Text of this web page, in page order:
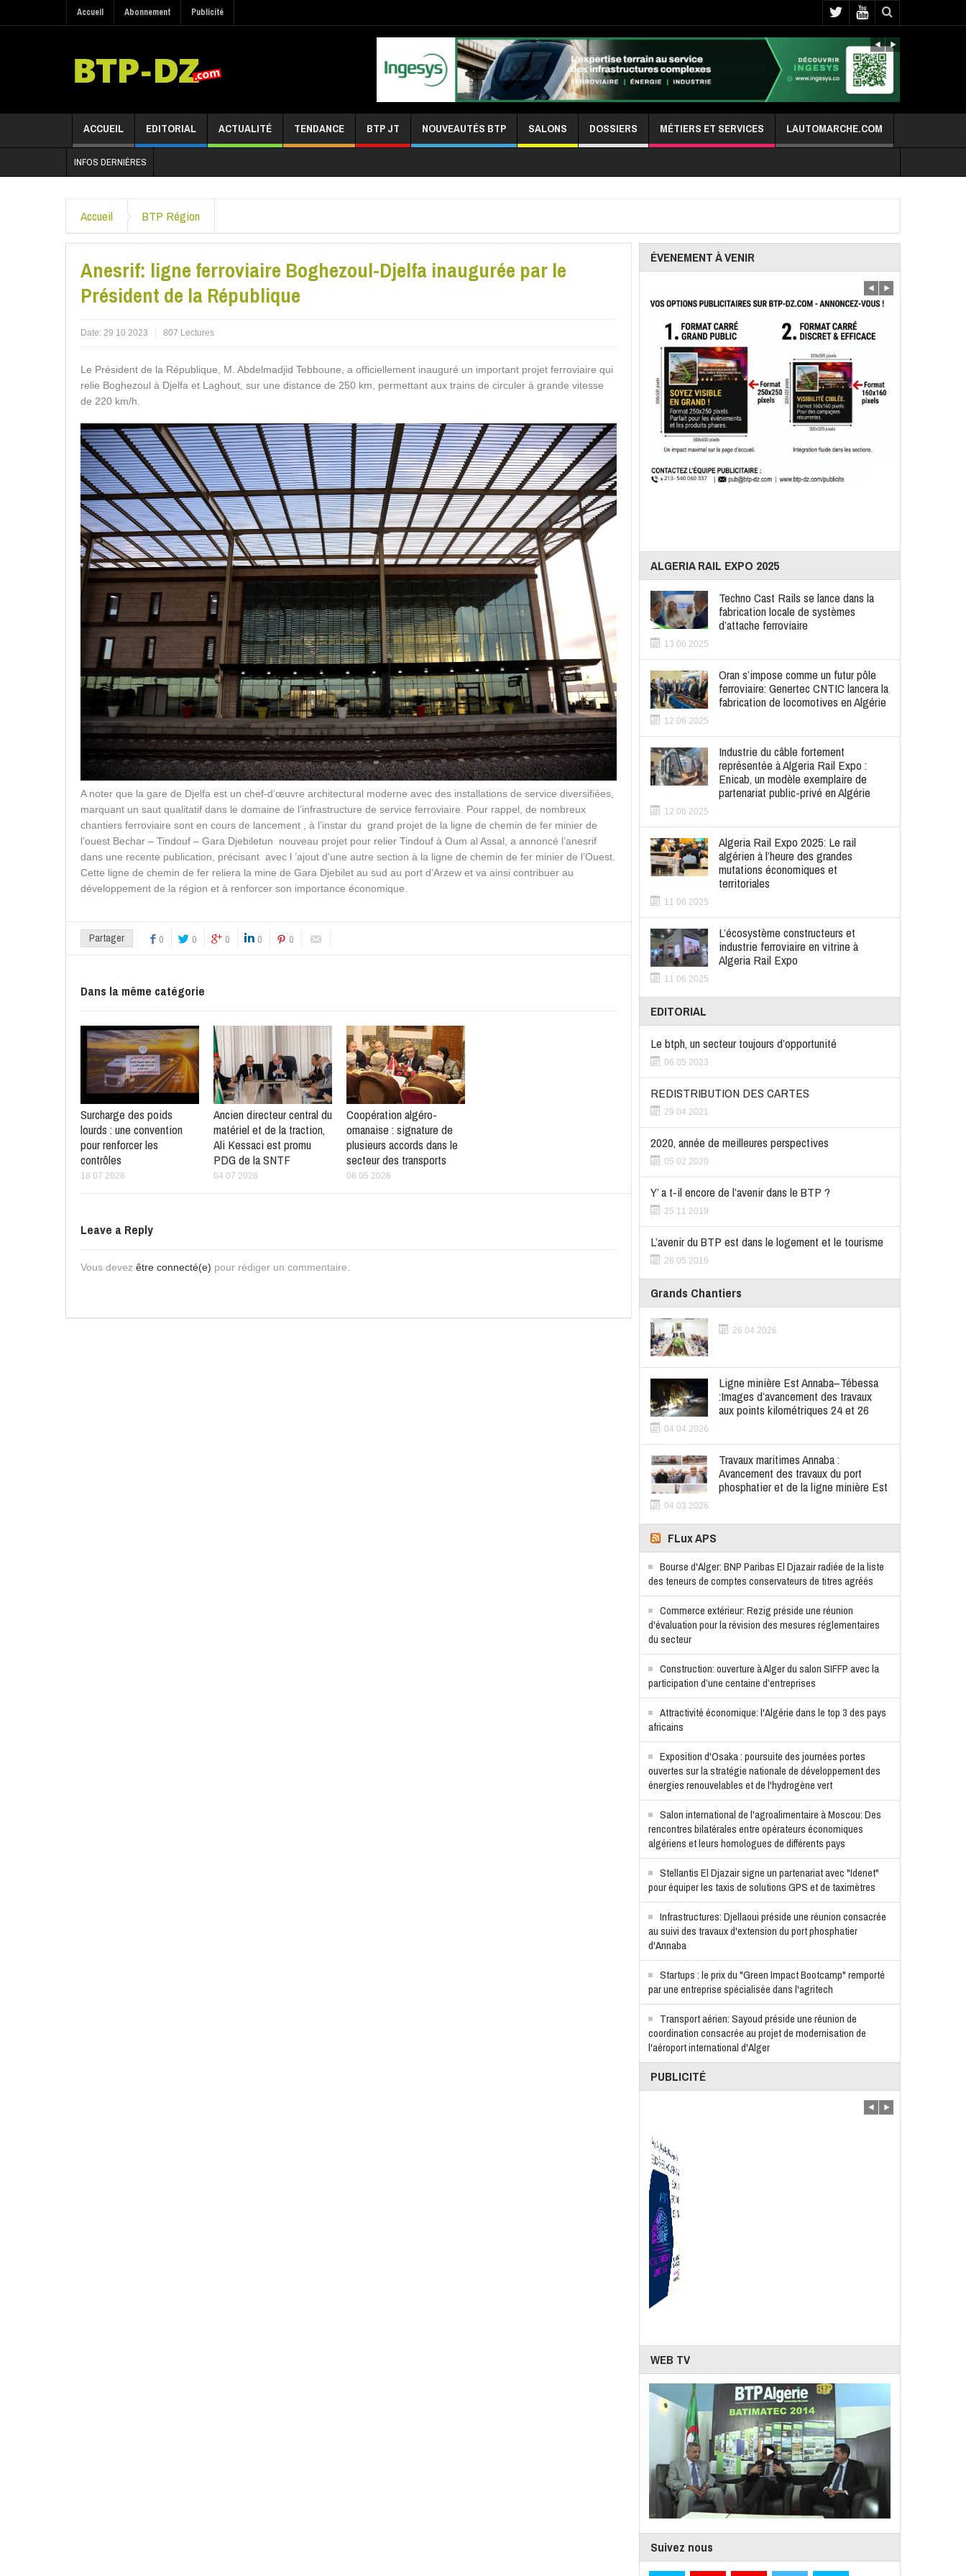
Accueil Abonnement Publicité
ACCUEIL EDITORIAL ACTUALITÉ TENDANCE BTP JT NOUVEAUTÉS BTP SALONS DOSSIERS MÉTIERS ET SERVICES LAUTOMARCHE.COM
INFOS DERNIÈRES
Accueil BTP Région
Anesrif: ligne ferroviaire Boghezoul-Djelfa inaugurée par le
Président de la République
Date: 29 10 2023 807 Lectures
Le Président de la République, M. Abdelmadjid Tebboune, a officiellement inauguré un important projet ferroviaire qui
relie Boghezoul à Djelfa et Laghout, sur une distance de 250 km, permettant aux trains de circuler à grande vitesse
de 220 km/h.
A noter que la gare de Djelfa est un chef-d’œuvre architectural moderne avec des installations de service diversifiées,
marquant un saut qualitatif dans le domaine de l’infrastructure de service ferroviaire. Pour rappel, de nombreux
chantiers ferroviaire sont en cours de lancement , à l’instar du grand projet de la ligne de chemin de fer minier de
l’ouest Bechar – Tindouf – Gara Djebiletun nouveau projet pour relier Tindouf à Oum al Assal, a annoncé l’anesrif
dans une recente publication, précisant avec l ’ajout d’une autre section à la ligne de chemin de fer minier de l’Ouest.
Cette ligne de chemin de fer reliera la mine de Gara Djebilet au sud au port d’Arzew et va ainsi contribuer au
développement de la région et à renforcer son importance économique.
Partager 0 0 0 0 0
Dans la même catégorie
Surcharge des poids
lourds : une convention
pour renforcer les
contrôles
18 07 2026
Ancien directeur central du
matériel et de la traction,
Ali Kessaci est promu
PDG de la SNTF
04 07 2026
Coopération algéro-
omanaise : signature de
plusieurs accords dans le
secteur des transports
06 05 2026
Leave a Reply
Vous devez être connecté(e) pour rédiger un commentaire.
ÉVENEMENT À VENIR
ALGERIA RAIL EXPO 2025
Techno Cast Rails se lance dans la
fabrication locale de systèmes
d’attache ferroviaire
13 06 2025
Oran s’impose comme un futur pôle
ferroviaire: Genertec CNTIC lancera la
fabrication de locomotives en Algérie
12 06 2025
Industrie du câble fortement
représentée à Algeria Rail Expo :
Enicab, un modèle exemplaire de
partenariat public-privé en Algérie
12 06 2025
Algeria Rail Expo 2025: Le rail
algérien à l’heure des grandes
mutations économiques et
territoriales
11 06 2025
L’écosystème constructeurs et
industrie ferroviaire en vitrine à
Algeria Rail Expo
11 06 2025
EDITORIAL
Le btph, un secteur toujours d’opportunité
06 05 2023
REDISTRIBUTION DES CARTES
29 04 2021
2020, année de meilleures perspectives
05 02 2020
Y’ a t-il encore de l’avenir dans le BTP ?
25 11 2019
L’avenir du BTP est dans le logement et le tourisme
26 05 2016
Grands Chantiers
26 04 2026
Ligne minière Est Annaba–Tébessa
:Images d’avancement des travaux
aux points kilométriques 24 et 26
04 04 2026
Travaux maritimes Annaba :
Avancement des travaux du port
phosphatier et de la ligne minière Est
04 03 2026
FLux APS
Bourse d'Alger: BNP Paribas El Djazair radiée de la liste
des teneurs de comptes conservateurs de titres agréés
Commerce extérieur: Rezig préside une réunion
d'évaluation pour la révision des mesures réglementaires
du secteur
Construction: ouverture à Alger du salon SIFFP avec la
participation d’une centaine d’entreprises
Attractivité économique: l'Algérie dans le top 3 des pays
africains
Exposition d'Osaka : poursuite des journées portes
ouvertes sur la stratégie nationale de développement des
énergies renouvelables et de l'hydrogène vert
Salon international de l'agroalimentaire à Moscou: Des
rencontres bilatérales entre opérateurs économiques
algériens et leurs homologues de différents pays
Stellantis El Djazair signe un partenariat avec "Idenet"
pour équiper les taxis de solutions GPS et de taximètres
Infrastructures: Djellaoui préside une réunion consacrée
au suivi des travaux d'extension du port phosphatier
d'Annaba
Startups : le prix du "Green Impact Bootcamp" remporté
par une entreprise spécialisée dans l'agritech
Transport aérien: Sayoud préside une réunion de
coordination consacrée au projet de modernisation de
l'aéroport international d'Alger
PUBLICITÉ
WEB TV
Suivez nous